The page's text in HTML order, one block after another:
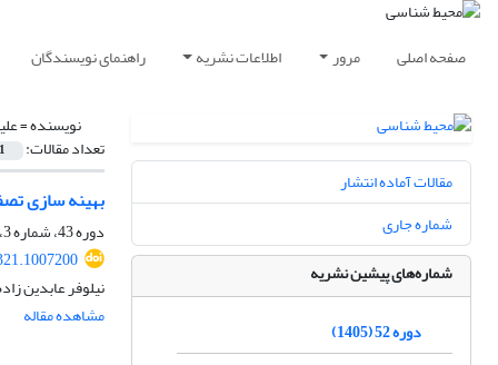
صفحه اصلی مرور اطلاعات نشریه راهنمای نویسندگان
نویسنده =
تعداد مقالات: 1
بهینه سازی
دوره 43، شماره 3، پاییز 1396، صفحه
نیلوفر عابدین
مشاهده مقاله
مقالات آماده انتشار
شماره جاری
شماره‌های پیشین نشریه
دوره 52 (1405)